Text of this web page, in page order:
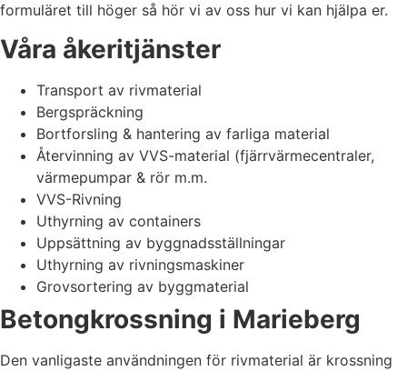
formuläret till höger så hör vi av oss hur vi kan hjälpa er.
Våra åkeritjänster
Transport av rivmaterial
Bergspräckning
Bortforsling & hantering av farliga material
Återvinning av VVS-material (fjärrvärmecentraler,
värmepumpar & rör m.m.
VVS-Rivning
Uthyrning av containers
Uppsättning av byggnadsställningar
Uthyrning av rivningsmaskiner
Grovsortering av byggmaterial
Betongkrossning i Marieberg
Den vanligaste användningen för rivmaterial är krossning